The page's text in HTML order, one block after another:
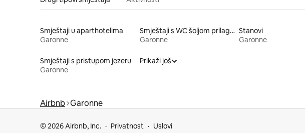
Smještaji u aparthotelima
Garonne
Smještaji s WC šoljom prilagođene visine
Garonne
Stanovi
Garonne
Smještaji s pristupom jezeru
Garonne
Prikaži još
Airbnb Garonne
© 2026 Airbnb, Inc. Privatnost Uslovi